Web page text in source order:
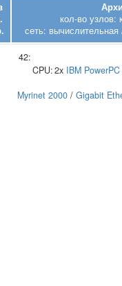
кол-во узлов:
сеть: вычислительная
42:
CPU:2x IBM
Myrinet 2000 / Gigabit